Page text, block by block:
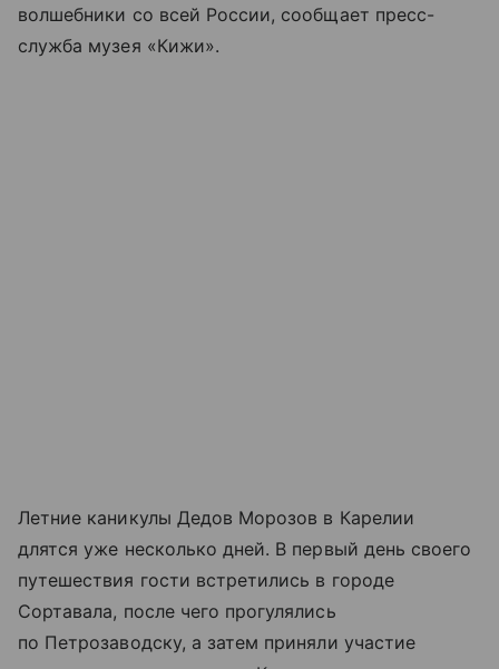
волшебники со всей России, сообщает пресс-
служба музея «Кижи».
Летние каникулы Дедов Морозов в Карелии
длятся уже несколько дней. В первый день своего
путешествия гости встретились в городе
Сортавала, после чего прогулялись
по Петрозаводску, а затем приняли участие